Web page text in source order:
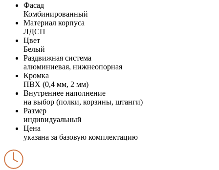
Фасад
Комбинированный
Материал корпуса
ЛДСП
Цвет
Белый
Раздвижная система
алюминиевая, нижнеопорная
Кромка
ПВХ (0,4 мм, 2 мм)
Внутреннее наполнение
на выбор (полки, корзины, штанги)
Размер
индивидуальный
Цена
указана за базовую комплектацию